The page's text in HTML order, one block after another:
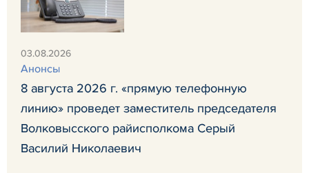
03.08.2026
Анонсы
8 августа 2026 г. «прямую телефонную
линию» проведет заместитель председателя
Волковысского райисполкома Серый
Василий Николаевич